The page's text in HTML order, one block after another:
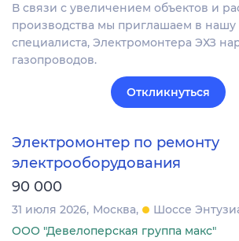
В связи с увеличением объектов и
производства мы приглашаем в нашу
специалиста, Электромонтера ЭХЗ
газопроводов.
Откликнуться
Электромонтер по ремонту
электрооборудования
90 000
31 июля 2026 Москва
Шоссе
ООО "Девелоперская группа макс"